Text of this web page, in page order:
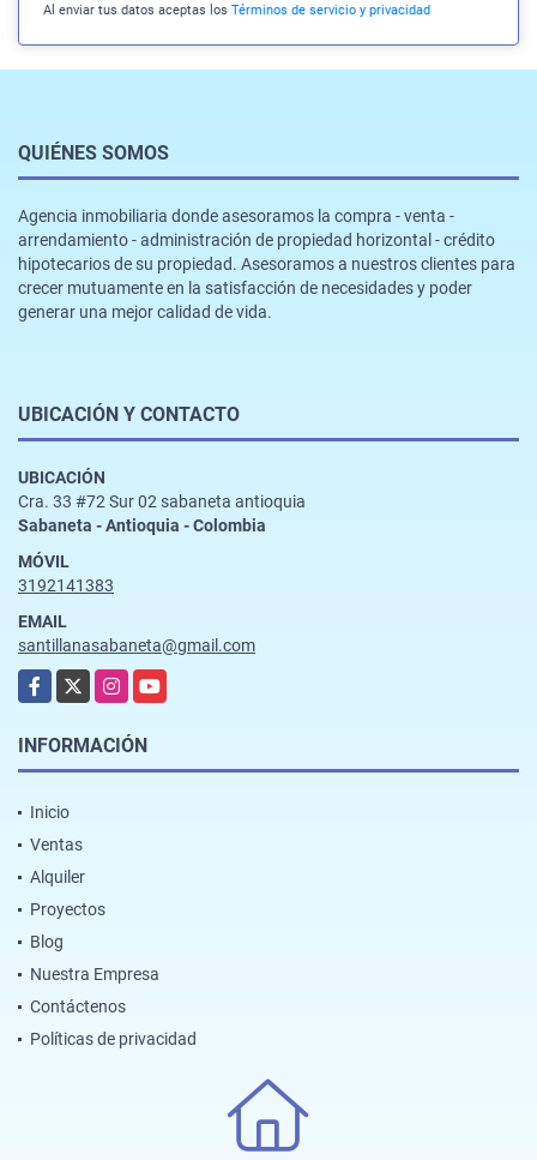
Al enviar tus datos aceptas los Términos de servicio y privacidad
QUIÉNES SOMOS
Agencia inmobiliaria donde asesoramos la compra - venta -
arrendamiento - administración de propiedad horizontal - crédito
hipotecarios de su propiedad. Asesoramos a nuestros clientes para
crecer mutuamente en la satisfacción de necesidades y poder
generar una mejor calidad de vida.
UBICACIÓN Y CONTACTO
UBICACIÓN
Cra. 33 #72 Sur 02 sabaneta antioquia
Sabaneta - Antioquia - Colombia
MÓVIL
3192141383
EMAIL
santillanasabaneta@gmail.com
Facebook
X InstagramYouTube
INFORMACIÓN
Inicio
Ventas
Alquiler
Proyectos
Blog
Nuestra Empresa
Contáctenos
Políticas de privacidad